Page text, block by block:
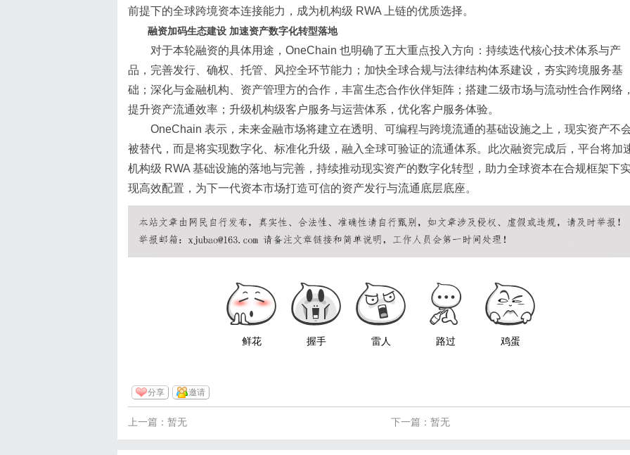
前提下的全球跨境资本连接能力，成为机构级 RWA 上链的优质选择。
融资加码生态建设 加速资产数字化转型落地
对于本轮融资的具体用途，OneChain 也明确了五大重点投入方向：持续迭代核心技术体系与产
品，完善发行、确权、托管、风控全环节能力；加快全球合规与法律结构体系建设，夯实跨境服务基
础；深化与金融机构、资产管理方的合作，丰富生态合作伙伴矩阵；搭建二级市场与流动性合作网络
提升资产流通效率；升级机构级客户服务与运营体系，优化客户服务体验。
OneChain 表示，未来金融市场将建立在透明、可编程与跨境流通的基础设施之上，现实资产不
被替代，而是将实现数字化、标准化升级，融入全球可验证的流通体系。此次融资完成后，平台将加
机构级 RWA 基础设施的落地与完善，持续推动现实资产的数字化转型，助力全球资本在合规框架下
现高效配置，为下一代资本市场打造可信的资产发行与流通底层底座。
鲜花 握手 雷人 路过 鸡蛋
分享 邀请
下一篇：暂无
上一篇：暂无